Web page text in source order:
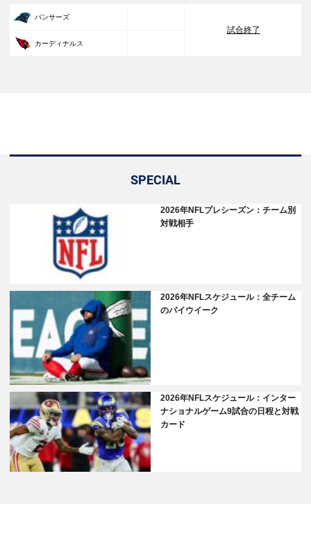
パンサーズ
試合終了
カーディナルス
SPECIAL
2026年NFLプレシーズン：チーム別
対戦相手
2026年NFLスケジュール：全チーム
のバイウイーク
2026年NFLスケジュール：インター
ナショナルゲーム9試合の日程と対戦
カード